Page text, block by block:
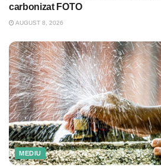
carbonizat FOTO
AUGUST 8, 2026
MEDIU